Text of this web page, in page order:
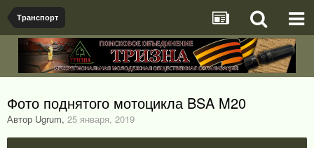
Транспорт
Фото поднятого мотоцикла BSA M20
Автор Ugrum, 25 января, 2019